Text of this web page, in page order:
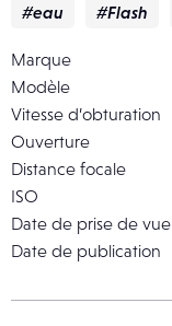
#eau #Flash
Marque
Modèle
Vitesse d’obturation
Ouverture
Distance focale
ISO
Date de prise de vue
Date de publication